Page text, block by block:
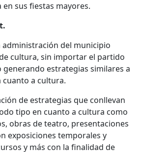
en sus fiestas mayores.
administración del municipio
cultura, sin importar el partido
generando estrategias similares a
cuanto a cultura.
de estrategias que conllevan
tipo en cuanto a cultura como
obras de teatro, presentaciones
exposiciones temporales y
y más con la finalidad de